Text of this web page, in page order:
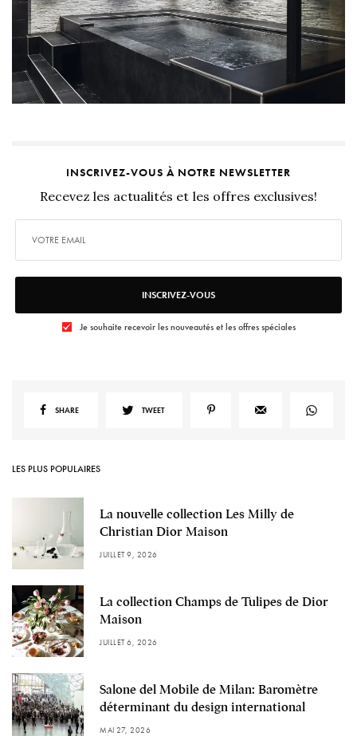
INSCRIVEZ-VOUS À NOTRE NEWSLETTER
Recevez les actualités et les offres exclusives!
INSCRIVEZ-VOUS
Je souhaite recevoir les nouveautés et les offres spéciales
SHARE TWEET
LES PLUS POPULAIRES
La nouvelle collection Les Milly de
Christian Dior Maison
JUILLET 9, 2026
La collection Champs de Tulipes de Dior
Maison
JUILLET 6, 2026
Salone del Mobile de Milan: Baromètre
déterminant du design international
MAI 27, 2026